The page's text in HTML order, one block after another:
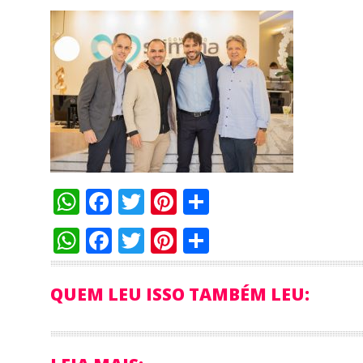
WhatsApp
Facebook
TwitterPinterest
WhatsApp
Facebook
TwitterPinterest
QUEM LEU ISSO TAMBÉM LEU: